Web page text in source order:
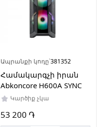
Ապրանքի կոդը՝381352
Համակարգչի իրան
Abkoncore H600A SYNC
Կարծիք չկա
53 200 ֏